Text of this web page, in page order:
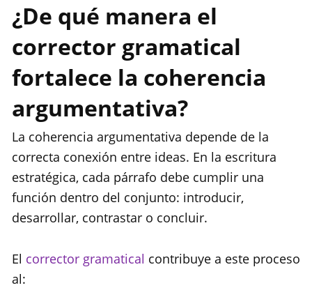
¿De qué manera el
corrector gramatical
fortalece la coherencia
argumentativa?
La coherencia argumentativa depende de la
correcta conexión entre ideas. En la escritura
estratégica, cada párrafo debe cumplir una
función dentro del conjunto: introducir,
desarrollar, contrastar o concluir.
El corrector gramatical contribuye a este proceso
al: